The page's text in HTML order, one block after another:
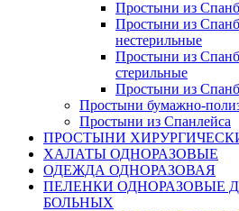
Простыни из
Простыни из
нестерильные
Простыни из
стерильные
Простыни из
Простыни бумажно-
Простыни из Спанлейса
ПРОСТЫНИ
ХАЛАТЫ ОДНОРАЗОВЫЕ
ОДЕЖДА ОДНОРАЗОВАЯ
ПЕЛЕНКИ ОДНОРАЗОВЫЕ
БОЛЬНЫХ